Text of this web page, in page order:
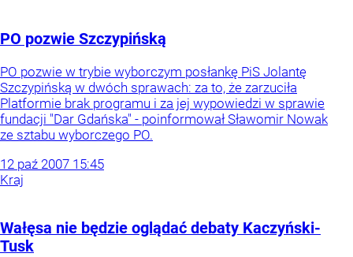
PO pozwie Szczypińską
PO pozwie w trybie wyborczym posłankę PiS Jolantę
Szczypińską w dwóch sprawach: za to, że zarzuciła
Platformie brak programu i za jej wypowiedzi w sprawie
fundacji "Dar Gdańska" - poinformował Sławomir Nowak
ze sztabu wyborczego PO.
12 paź 2007 15:45
Kraj
Wałęsa nie będzie oglądać debaty Kaczyński-
Tusk